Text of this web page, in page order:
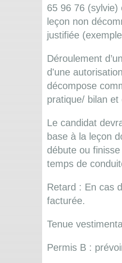
65 96 76 (sylvie)
leçon non
justifiée
Déroulement
d'une
décompose
pratique/ bilan
Le candidat
base à la leçon
débute ou
temps de
Retard : En cas
facturée.
Tenue
Permis B :